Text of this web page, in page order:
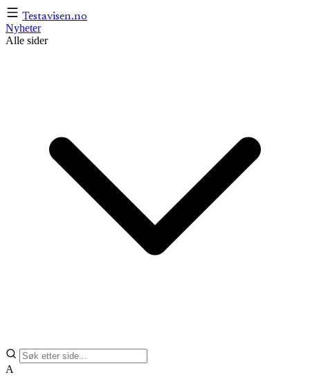
Testavisen.no
Nyheter
Alle sider
A